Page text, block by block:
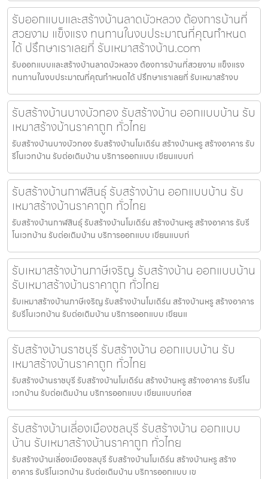
รับออกแบบและสร้างบ้านลาดบัวหลวง ต้องการบ้านที่
สวยงาม แข็งแรง ทนทานในงบประมาณที่คุณกำหนด
ได้ ปรึกษาเราเลยที่ รับเหมาสร้างบ้าน.com
รับออกแบบและสร้างบ้านลาดบัวหลวง ต้องการบ้านที่สวยงาม แข็งแรง
ทนทานในงบประมาณที่คุณกำหนดได้ ปรึกษาเราเลยที่ รับเหมาสร้างบ
รับสร้างบ้านบางบัวทอง รับสร้างบ้าน ออกแบบบ้าน รับ
เหมาสร้างบ้านราคาถูก ทั่วไทย
รับสร้างบ้านบางบัวทอง รับสร้างบ้านโมเดิร์น สร้างบ้านหรู สร้างอาคาร รับ
รีโนเวทบ้าน รับต่อเติมบ้าน บริการออกแบบ เขียนแบบก่
รับสร้างบ้านกาฬสินธุ์ รับสร้างบ้าน ออกแบบบ้าน รับ
เหมาสร้างบ้านราคาถูก ทั่วไทย
รับสร้างบ้านกาฬสินธุ์ รับสร้างบ้านโมเดิร์น สร้างบ้านหรู สร้างอาคาร รับรี
โนเวทบ้าน รับต่อเติมบ้าน บริการออกแบบ เขียนแบบก่
รับเหมาสร้างบ้านภาษีเจริญ รับสร้างบ้าน ออกแบบบ้าน
รับเหมาสร้างบ้านราคาถูก ทั่วไทย
รับเหมาสร้างบ้านภาษีเจริญ รับสร้างบ้านโมเดิร์น สร้างบ้านหรู สร้างอาคาร
รับรีโนเวทบ้าน รับต่อเติมบ้าน บริการออกแบบ เขียนแ
รับสร้างบ้านราชบุรี รับสร้างบ้าน ออกแบบบ้าน รับ
เหมาสร้างบ้านราคาถูก ทั่วไทย
รับสร้างบ้านราชบุรี รับสร้างบ้านโมเดิร์น สร้างบ้านหรู สร้างอาคาร รับรีโน
เวทบ้าน รับต่อเติมบ้าน บริการออกแบบ เขียนแบบก่อส
รับสร้างบ้านเลี่องเมืองชลบุรี รับสร้างบ้าน ออกแบบ
บ้าน รับเหมาสร้างบ้านราคาถูก ทั่วไทย
รับสร้างบ้านเลี่องเมืองชลบุรี รับสร้างบ้านโมเดิร์น สร้างบ้านหรู สร้าง
อาคาร รับรีโนเวทบ้าน รับต่อเติมบ้าน บริการออกแบบ เข